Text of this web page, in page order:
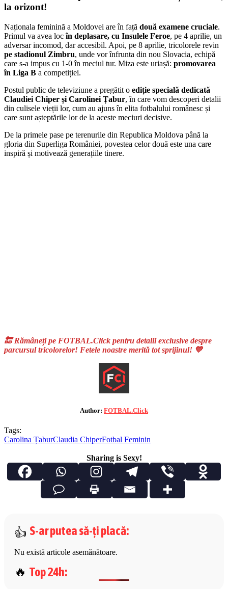
la orizont!
Naționala feminină a Moldovei are în față două examene cruciale.
Primul va avea locîn deplasare, cu Insulele Feroe, pe 4 aprilie, un
adversar incomod, dar accesibil. Apoi, pe 8 aprilie, tricolorele revin
pe stadionul Zimbru, unde vor înfrunta din nou Slovacia, echipă
care s-a impus cu 1-0 în meciul tur. Miza este uriașă: promovarea
în Liga B a competiției.
Postul public de televiziune a pregătit o ediție specială dedicată
Claudiei Chiper și Carolinei Țabur, în care vom descoperi detalii
din culisele vieții lor, cum au ajuns în elita fotbalului românesc și
care sunt așteptările lor de la aceste meciuri decisive.
De la primele pase pe terenurile din Republica Moldova până la
gloria din Superliga României, povestea celor două este una care
inspiră și motivează generațiile tinere.
🔚 Rămâneți pe FOTBAL.Click pentru detalii exclusive despre
parcursul tricolorelor! Fetele noastre merită tot sprijinul! 💙
Author: FOTBAL.Click
Tags:
Carolina ȚaburClaudia ChiperFotbal Feminin
Sharing is Sexy!
S-ar putea să-ți placă:
Nu există articole asemănătoare.
Top 24h: